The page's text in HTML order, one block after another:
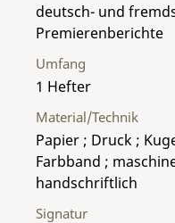
Umfang
1 Hefter
Material/Technik
Papier ; Druck ;
Farbband ;
handschriftlich
deutsch- und
Premierenberichte
Signatur